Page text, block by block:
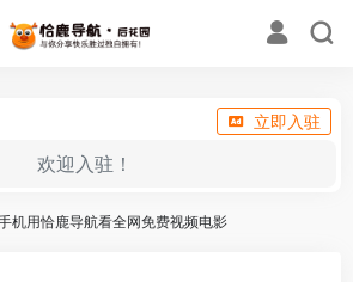
立即入驻
欢迎入驻！
机用恰鹿导航看全网免费视频电影